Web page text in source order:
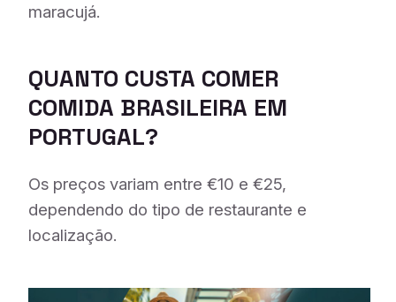
maracujá.
QUANTO CUSTA COMER
COMIDA BRASILEIRA EM
PORTUGAL?
Os preços variam entre €10 e €25,
dependendo do tipo de restaurante e
localização.